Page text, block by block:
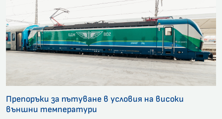
Препоръки за пътуване в условия на високи
външни температури